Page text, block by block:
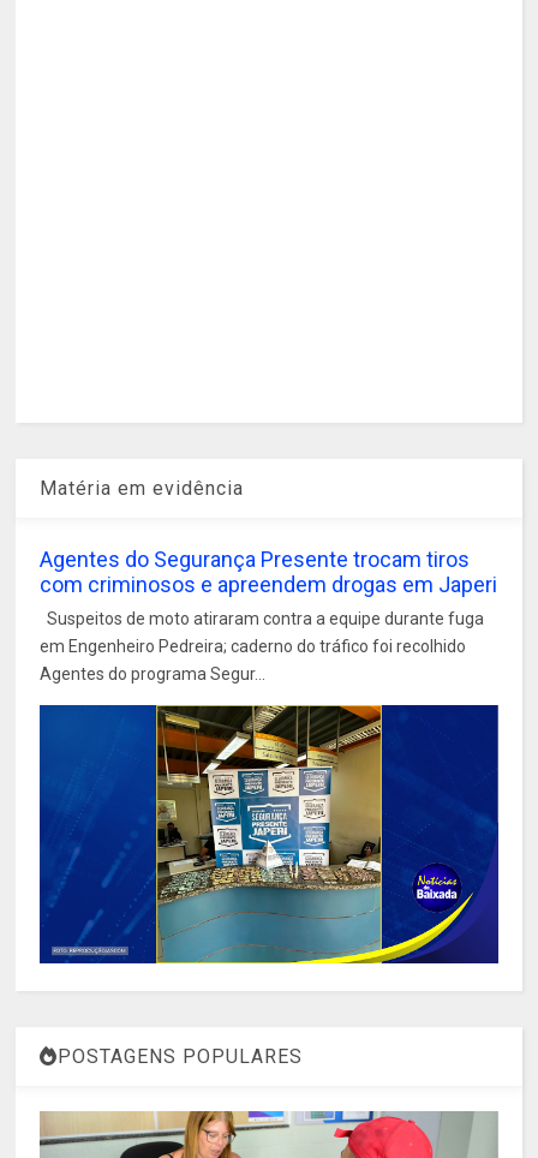
Matéria em evidência
Agentes do Segurança Presente trocam tiros
com criminosos e apreendem drogas em Japeri
Suspeitos de moto atiraram contra a equipe durante fuga
em Engenheiro Pedreira; caderno do tráfico foi recolhido
Agentes do programa Segur...
POSTAGENS POPULARES